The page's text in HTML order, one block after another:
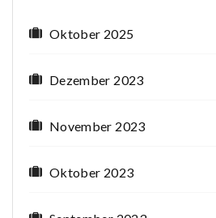
Oktober 2025
Dezember 2023
November 2023
Oktober 2023